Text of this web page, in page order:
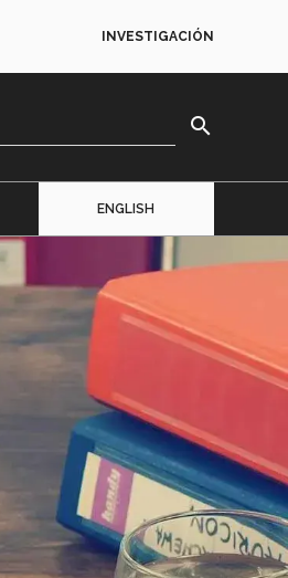
INVESTIGACIÓN
search
ENGLISH